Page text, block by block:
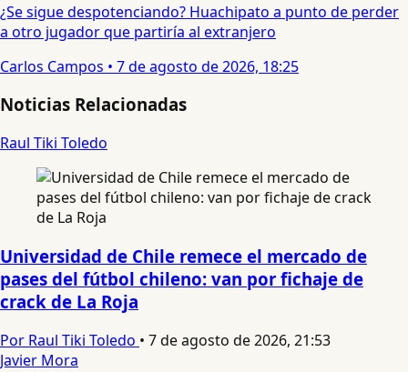
¿Se sigue despotenciando? Huachipato a punto de perder
a otro jugador que partiría al extranjero
Carlos Campos • 7 de agosto de 2026, 18:25
Noticias Relacionadas
Raul Tiki Toledo
Universidad de Chile remece el mercado de
pases del fútbol chileno: van por fichaje de
crack de La Roja
Por Raul Tiki Toledo • 7 de agosto de 2026, 21:53
Javier Mora